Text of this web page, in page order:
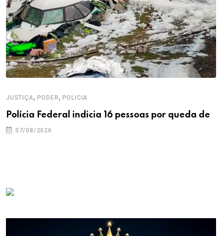
JUSTIÇA, PODER, POLICIA
Polícia Federal indicia 16 pessoas por queda de
07/08/2026